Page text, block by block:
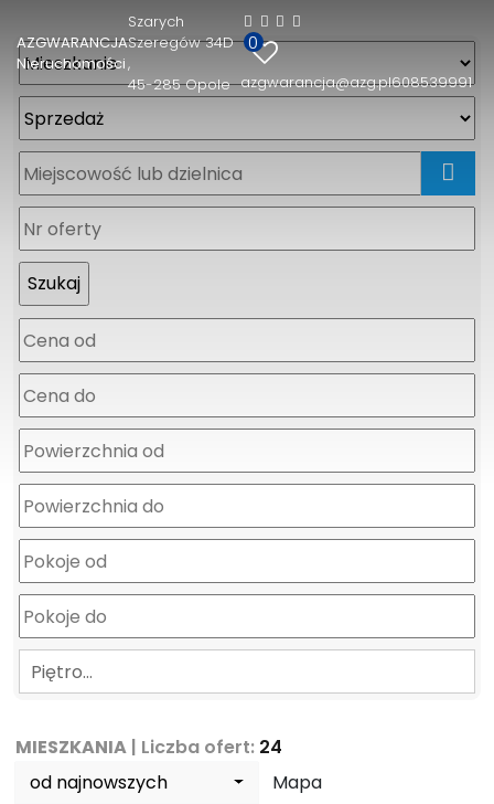
AZGWARANCJA
Nieruchomości
Szarych
Szeregów 34D
45-285 Opole
0
azgwarancja@azg.pl608539991
Piętro…
MIESZKANIA | Liczba ofert: 24
od najnowszych
Mapa